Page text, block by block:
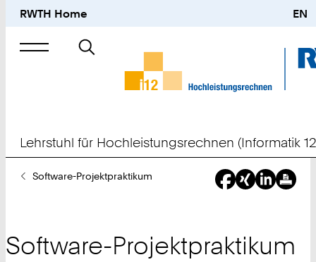
RWTH Home EN
Suche
nach
Lehrstuhl für Hochleistungsrechnen (Informatik
SieSoftware-Projektpraktikum
Software-Projektpraktikum